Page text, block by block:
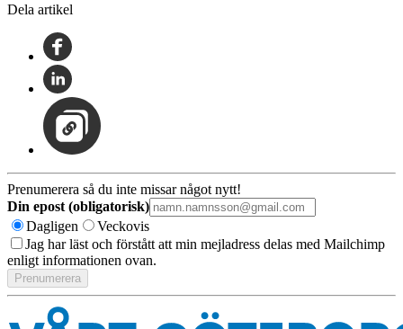
Dela artikel
Prenumerera så du inte missar något nytt!
Din epost (obligatorisk)
Dagligen
Veckovis
Jag har läst och förstått att min mejladress delas med Mailchimp
enligt informationen ovan.